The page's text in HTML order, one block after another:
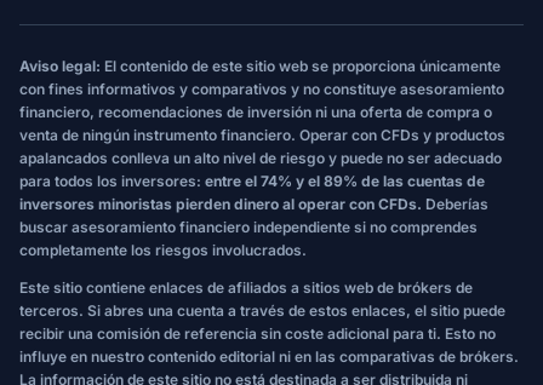
Aviso legal: El contenido de este sitio web se proporciona únicamente
con fines informativos y comparativos y no constituye asesoramiento
financiero, recomendaciones de inversión ni una oferta de compra o
venta de ningún instrumento financiero. Operar con CFDs y productos
apalancados conlleva un alto nivel de riesgo y puede no ser adecuado
para todos los inversores: entre el 74% y el 89% de las cuentas de
inversores minoristas pierden dinero al operar con CFDs. Deberías
buscar asesoramiento financiero independiente si no comprendes
completamente los riesgos involucrados.
Este sitio contiene enlaces de afiliados a sitios web de brókers de
terceros. Si abres una cuenta a través de estos enlaces, el sitio puede
recibir una comisión de referencia sin coste adicional para ti. Esto no
influye en nuestro contenido editorial ni en las comparativas de brókers.
La información de este sitio no está destinada a ser distribuida ni